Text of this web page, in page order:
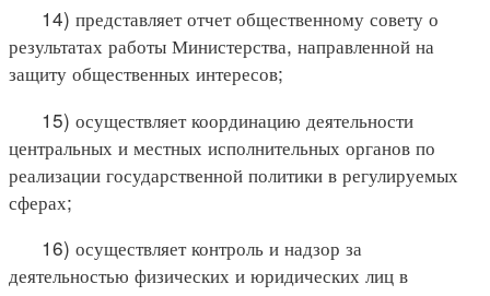
14) представляет отчет общественному совету о
результатах работы Министерства, направленной на
защиту общественных интересов;
15) осуществляет координацию деятельности
центральных и местных исполнительных органов по
реализации государственной политики в регулируемых
сферах;
16) осуществляет контроль и надзор за
деятельностью физических и юридических лиц в